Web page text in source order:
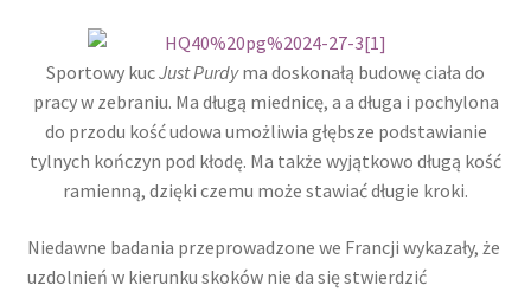
Sportowy kucJust Purdyma doskonałą budowę ciała do
pracy w zebraniu. Ma długą miednicę, a a długa i pochylona
do przodu kość udowa umożliwia głębsze podstawianie
tylnych kończyn pod kłodę. Ma także wyjątkowo długą kość
ramienną, dzięki czemu może stawiać długie kroki.
Niedawne badania przeprowadzone we Francji wykazały, że
uzdolnień w kierunku skoków nie da się stwierdzić